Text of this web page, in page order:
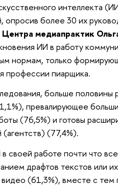
интеллекта
опросив более 30 их
медиапрактик
ИИ в работу
нормам, только
профессии пиарщика.
больше
превалирующее
(76,5%) и готовы
(77,4%).
своей работе почти что
драфтов текстов или
(61,3%), вместе с тем